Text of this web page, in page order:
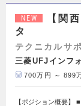
NEW
【関
タ
テクニカルサ
三菱UFJインフ
700万円 ～ 899
【ポジション概要】